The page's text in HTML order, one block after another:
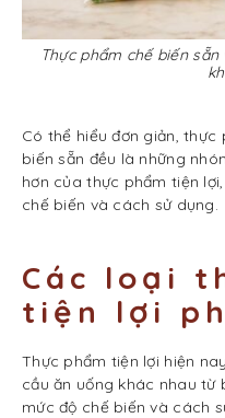
Thực phẩm chế biến
Có thể hiểu đơn giản,
biến sẵn đều là những
hơn của thực phẩm tiện
chế biến và cách sử dụng.
Các loại
tiện lợi
Thực phẩm tiện lợi hiện
cầu ăn uống khác nhau từ
mức độ chế biến và cách